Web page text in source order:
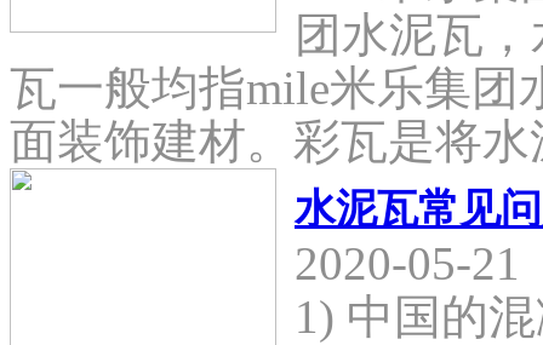
团水泥瓦
瓦一般均指mile米乐集团
面装饰建材。彩瓦是将
水泥瓦常见
2020-05-21
1) 中国的